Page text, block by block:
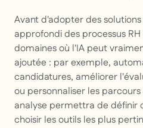
Avant d'adopter des
approfondi des processus
domaines où l'IA peut
ajoutée : par exemple,
candidatures, améliorer
ou personnaliser les
analyse permettra de définir
choisir les outils les plus